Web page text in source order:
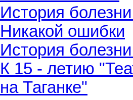
История
Никакой ошибки
История
К 15 - летию
на Таганке"